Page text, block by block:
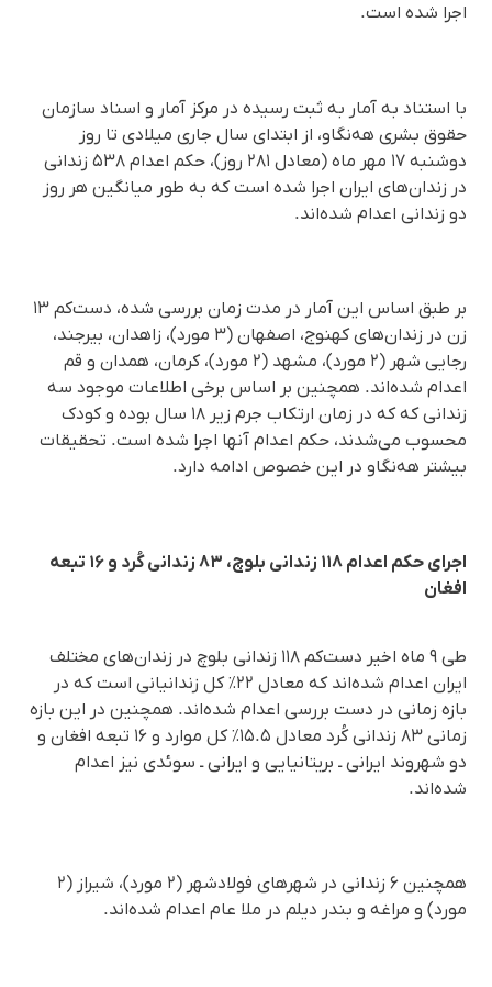
اجرا شده است.
با استناد به آمار به ثبت رسیده در مرکز آمار و اسناد سازمان
حقوق بشری هه‌نگاو، از ابتدای سال جاری میلادی تا روز
دوشنبه ۱۷ مهر ماه (معادل ۲۸۱ روز)، حکم اعدام ۵۳۸ زندانی
در زندان‌های ایران اجرا شده است که به طور میانگین هر روز
دو زندانی اعدام شده‌اند.
بر طبق اساس این آمار در مدت زمان بررسی شده، دست‌کم ۱۳
زن در زندان‌های کهنوج، اصفهان (۳ مورد)، زاهدان، بیرجند،
رجایی شهر (۲ مورد)، مشهد (۲ مورد)، کرمان، همدان و قم
اعدام شده‌اند. همچنین بر اساس برخی اطلاعات موجود سه
زندانی که که در زمان ارتکاب جرم زیر ۱۸ سال بوده و کودک
محسوب می‌شدند، حکم اعدام آنها اجرا شده است. تحقیقات
بیشتر هه‌نگاو در این خصوص ادامه دارد.
اجرای حکم اعدام ۱۱۸ زندانی بلوچ، ۸۳ زندانی کُرد و ۱۶ تبعه
افغان
طی ۹ ماه اخیر دست‌کم ۱۱۸ زندانی بلوچ در زندان‌های مختلف
ایران اعدام شده‌اند که معادل ۲۲٪ کل زندانیانی است که در
بازه زمانی در دست بررسی اعدام شده‌اند. همچنین در این بازه
زمانی ۸۳ زندانی کُرد معادل ۱۵.۵٪ کل موارد و ۱۶ تبعه افغان و
دو شهروند ایرانی ـ بریتانیایی و ایرانی ـ سوئدی نیز اعدام
شده‌اند.
همچنین ۶ زندانی در شهرهای فولادشهر (۲ مورد)، شیراز (۲
مورد) و مراغه و بندر دیلم در ملا عام اعدام شده‌اند.